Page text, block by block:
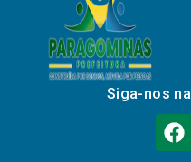
Siga-nos